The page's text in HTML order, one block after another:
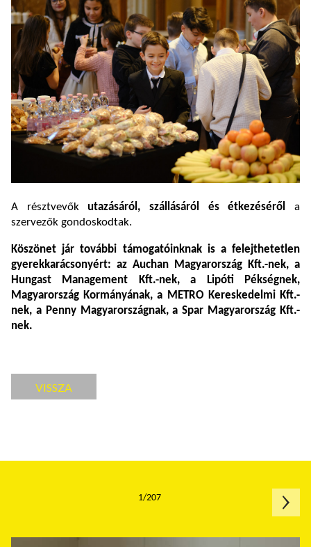
A résztvevőkutazásáról, szállásáról és étkezéséről
a
szervezők gondoskodtak.
Köszönet jár további támogatóinknak is a felejthetetlen
gyerekkarácsonyért: az Auchan Magyarország Kft.-nek, a
Hungast Management Kft.-nek, a Lipóti Pékségnek,
Magyarország Kormányának, a METRO Kereskedelmi Kft.-
nek, a Penny Magyarországnak, a Spar Magyarország Kft.-
nek.
VISSZA
1/207